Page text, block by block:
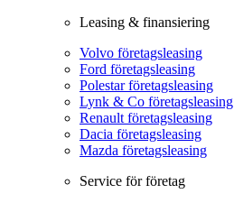
Leasing & finansiering
Volvo företagsleasing
Ford företagsleasing
Polestar företagsleasing
Lynk & Co företagsleasing
Renault företagsleasing
Dacia företagsleasing
Mazda företagsleasing
Service för företag